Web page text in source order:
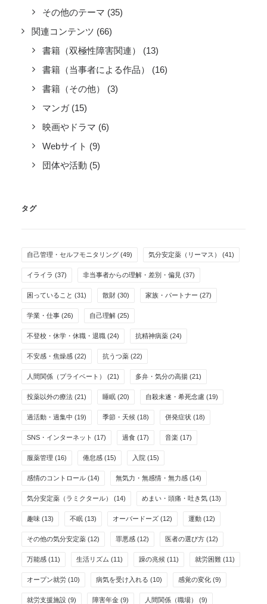
その他のテーマ (35)
関連コンテンツ (66)
書籍（双極性障害関連）
(13)
書籍（当事者による作品）
(16)
書籍（その他）
(3)
マンガ (15)
映画やドラマ (6)
Webサイト (9)
団体や活動 (5)
タグ
自己管理・セルフモニタリング (49) 気分安定薬（リーマス） (41)
イライラ (37) 非当事者からの理解・差別・偏見 (37)
困っていること (31) 散財 (30) 家族・パートナー (27)
学業・仕事 (26) 自己理解 (25)
不登校・休学・休職・退職 (24) 抗精神病薬 (24)
不安感・焦燥感 (22) 抗うつ薬 (22)
人間関係（プライベート） (21) 多弁・気分の高揚 (21)
投薬以外の療法 (21) 睡眠 (20) 自殺未遂・希死念慮 (19)
過活動・過集中 (19) 季節・天候 (18) 併発症状 (18)
SNS・インターネット (17) 過食 (17) 音楽 (17)
服薬管理 (16) 倦怠感 (15) 入院 (15)
感情のコントロール (14) 無気力・無感情・無力感 (14)
気分安定薬（ラミクタール） (14) めまい・頭痛・吐き気 (13)
趣味 (13) 不眠 (13) オーバードーズ (12) 運動 (12)
その他の気分安定薬 (12) 罪悪感 (12) 医者の選び方 (12)
万能感 (11) 生活リズム (11) 躁の兆候 (11) 就労困難 (11)
オープン就労 (10) 病気を受け入れる (10) 感覚の変化 (9)
就労支援施設 (9) 障害年金 (9) 人間関係（職場） (9)